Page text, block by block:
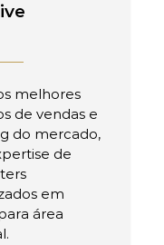
melhores
de vendas e
do mercado,
de
em
área